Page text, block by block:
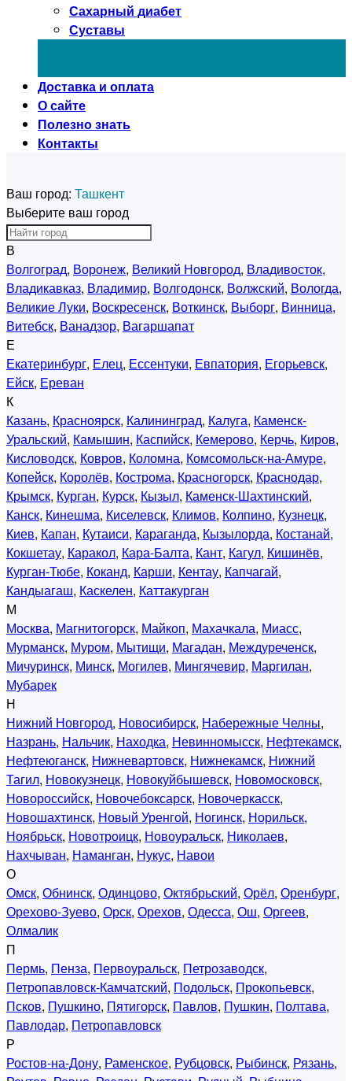
Сахарный диабет
Суставы
Доставка и оплата
О сайте
Полезно знать
Контакты
Ваш город: Ташкент
Выберите ваш город
В
Волгоград, Воронеж, Великий Новгород, Владивосток,
Владикавказ, Владимир, Волгодонск, Волжский, Вологда,
Великие Луки, Воскресенск, Воткинск, Выборг, Винница,
Витебск, Ванадзор, Вагаршапат
Е
Екатеринбург, Елец, Ессентуки, Евпатория, Егорьевск,
Ейск, Ереван
К
Казань, Красноярск, Калининград, Калуга, Каменск-
Уральский, Камышин, Каспийск, Кемерово, Керчь, Киров,
Кисловодск, Ковров, Коломна, Комсомольск-на-Амуре,
Копейск, Королёв, Кострома, Красногорск, Краснодар,
Крымск, Курган, Курск, Кызыл, Каменск-Шахтинский,
Канск, Кинешма, Киселевск, Климов, Колпино, Кузнецк,
Киев, Капан, Кутаиси, Караганда, Кызылорда, Костанай,
Кокшетау, Каракол, Кара-Балта, Кант, Кагул, Кишинёв,
Курган-Тюбе, Коканд, Карши, Кентау, Капчагай,
Кандыагаш, Каскелен, Каттакурган
М
Москва, Магнитогорск, Майкоп, Махачкала, Миасс,
Мурманск, Муром, Мытищи, Магадан, Междуреченск,
Мичуринск, Минск, Могилев, Мингячевир, Маргилан,
Мубарек
Н
Нижний Новгород, Новосибирск, Набережные Челны,
Назрань, Нальчик, Находка, Невинномысск, Нефтекамск,
Нефтеюганск, Нижневартовск, Нижнекамск, Нижний
Тагил, Новокузнецк, Новокуйбышевск, Новомосковск,
Новороссийск, Новочебоксарск, Новочеркасск,
Новошахтинск, Новый Уренгой, Ногинск, Норильск,
Ноябрьск, Новотроицк, Новоуральск, Николаев,
Нахчыван, Наманган, Нукус, Навои
О
Омск, Обнинск, Одинцово, Октябрьский, Орёл, Оренбург,
Орехово-Зуево, Орск, Орехов, Одесса, Ош, Оргеев,
Олмалик
П
Пермь, Пенза, Первоуральск, Петрозаводск,
Петропавловск-Камчатский, Подольск, Прокопьевск,
Псков, Пушкино, Пятигорск, Павлов, Пушкин, Полтава,
Павлодар, Петропавловск
Р
Ростов-на-Дону, Раменское, Рубцовск, Рыбинск, Рязань,